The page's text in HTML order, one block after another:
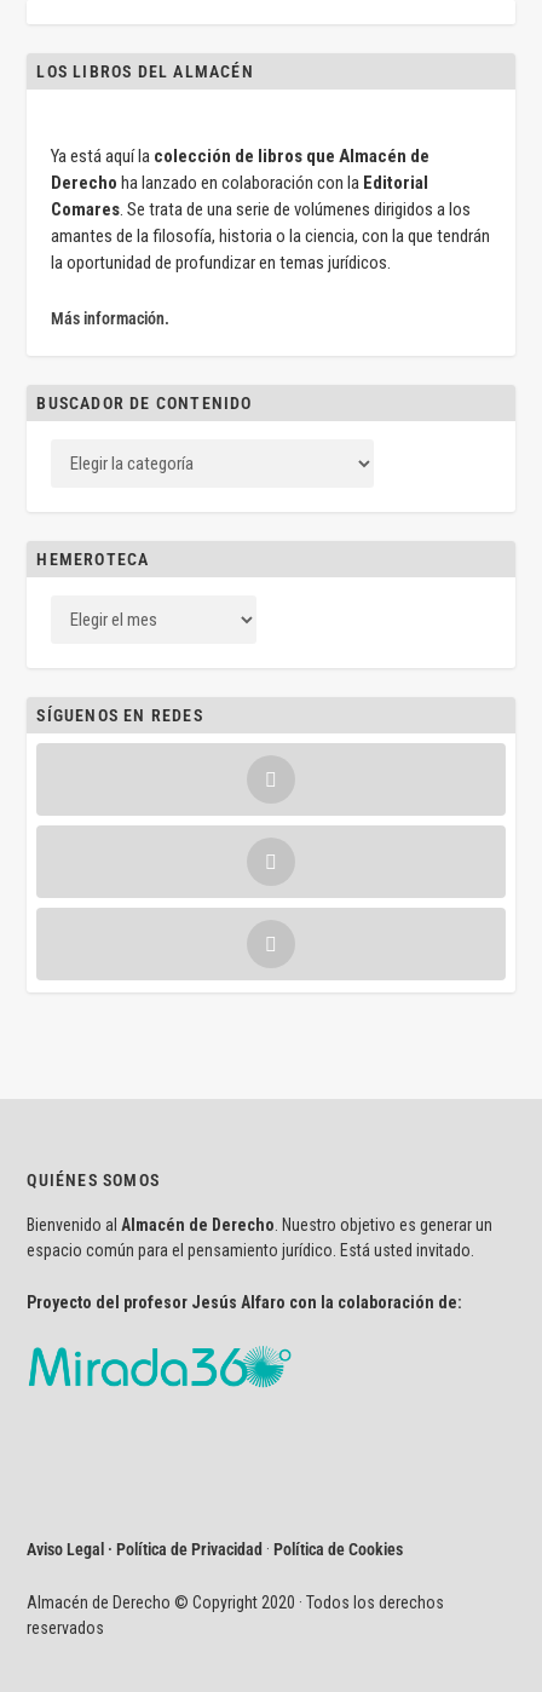
LOS LIBROS DEL ALMACÉN
Ya está aquí la colección de libros que Almacén de
Derecho ha lanzado en colaboración con la Editorial
Comares. Se trata de una serie de volúmenes dirigidos a los
amantes de la filosofía, historia o la ciencia, con la que tendrán
la oportunidad de profundizar en temas jurídicos.
Más información.
BUSCADOR DE CONTENIDO
HEMEROTECA
SÍGUENOS EN REDES
QUIÉNES SOMOS
Bienvenido al Almacén de Derecho . Nuestro objetivo es generar un
espacio común para el pensamiento jurídico. Está usted invitado.
Proyecto del profesor Jesús Alfaro con la colaboración de:
Aviso Legal · Política de Privacidad ·Política de Cookies
Almacén de Derecho © Copyright 2020 · Todos los derechos
reservados